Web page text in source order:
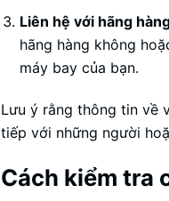
Liên hệ với hãng
hãng hàng không
máy bay của bạn.
Lưu ý rằng thông tin về
tiếp với những người
Cách kiểm tra